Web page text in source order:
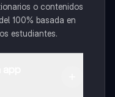
o contenidos
100% basada en
estudiantes.